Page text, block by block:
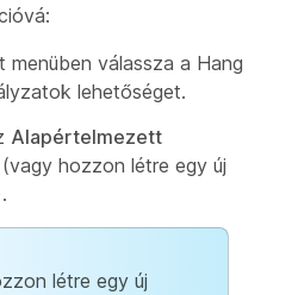
menüben válassza a Hang
lehetőséget.
Alapértelmezett
(vagy hozzon létre egy új
létre egy új